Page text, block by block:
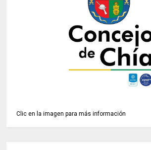
Clic en la imagen para más información